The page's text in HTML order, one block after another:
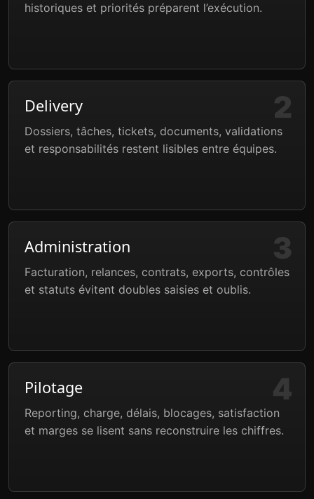
historiques et priorités préparent l’exécution.
Delivery
Dossiers, tâches, tickets, documents, validations
et responsabilités restent lisibles entre équipes.
Administration
Facturation, relances, contrats, exports, contrôles
et statuts évitent doubles saisies et oublis.
Pilotage
Reporting, charge, délais, blocages, satisfaction
et marges se lisent sans reconstruire les chiffres.